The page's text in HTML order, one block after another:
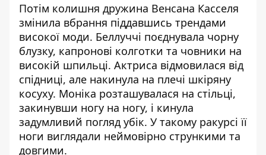
Потім колишня дружина Венсана Касселя
змінила вбрання піддавшись трендами
високої моди. Беллуччі поєднувала чорну
блузку, капронові колготки та човники на
високій шпильці. Актриса відмовилася від
спідниці, але накинула на плечі шкіряну
косуху. Моніка розташувалася на стільці,
закинувши ногу на ногу, і кинула
задумливий погляд убік. У такому ракурсі її
ноги виглядали неймовірно стрункими та
довгими.